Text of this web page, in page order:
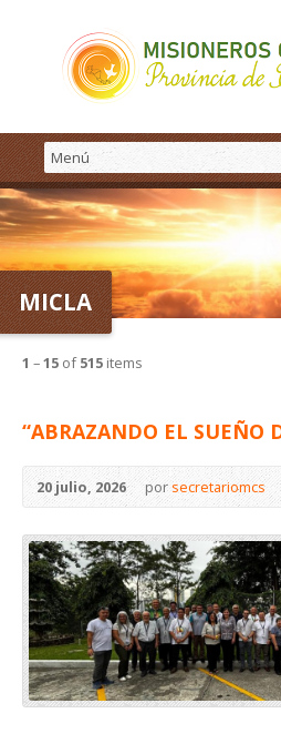
MICLA
1 –15 of515 items
“ABRAZANDO EL SUEÑO
20 julio, 2026 por secretariomcs